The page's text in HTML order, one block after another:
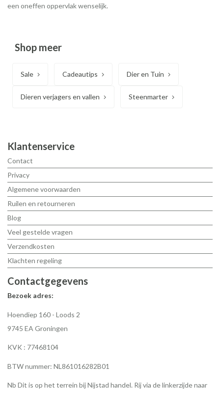
een oneffen oppervlak wenselijk.
Shop meer
Sale Cadeautips Dier en Tuin
Dieren verjagers en vallen Steenmarter
Klantenservice
Contact
Privacy
Algemene voorwaarden
Ruilen en retourneren
Blog
Veel gestelde vragen
Verzendkosten
Klachten regeling
Contactgegevens
Bezoek adres:
Hoendiep 160 - Loods 2
9745 EA Groningen
KVK : 77468104
BTW nummer: NL861016282B01
Nb Dit is op het terrein bij Nijstad handel. Rij via de linkerzijde naar